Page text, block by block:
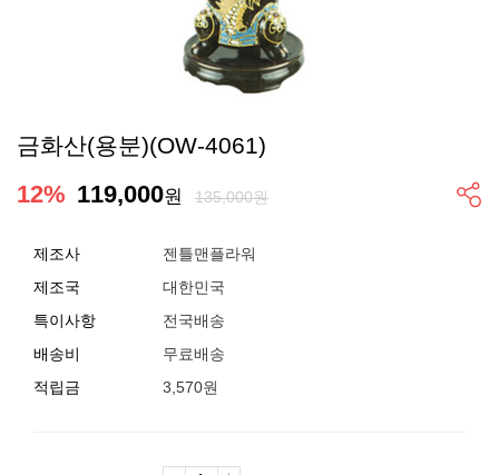
금화산(용분)(OW-4061)
12% 119,000원 135,000원
제조사
젠틀맨플라워
제조국
대한민국
특이사항
전국배송
배송비
무료배송
적립금
3,570원